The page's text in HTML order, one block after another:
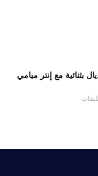
بثنائية مع إنتر ميامي